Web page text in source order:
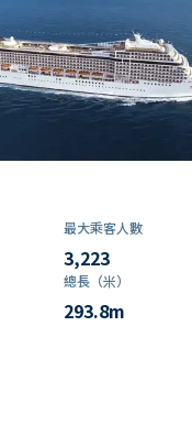
最大乘客人數
3,223
總長（米）
293.8m